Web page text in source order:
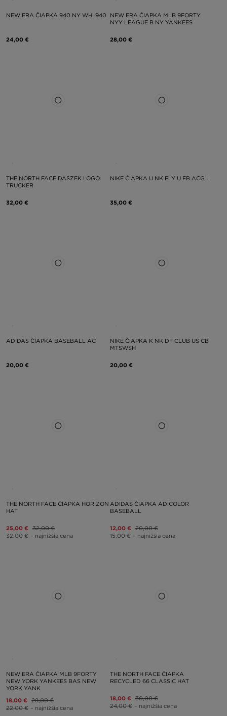
NEW ERA ČIAPKA 940 NY WHI 940
24,00 €
NEW ERA ČIAPKA MLB 9FORTY
NYY LEAGUE B NY YANKEES
28,00 €
THE NORTH FACE DASZEK LOGO
TRUCKER
32,00 €
NIKE ČIAPKA U NK FLY U FB ACG L
35,00 €
ADIDAS ČIAPKA BASEBALL AC
20,00 €
NIKE ČIAPKA K NK DF CLUB US CB
MTSWSH
20,00 €
THE NORTH FACE ČIAPKA HORIZON
HAT
25,00 € 32,00 €
32,00 € – najnižšia cena
ADIDAS ČIAPKA ADICOLOR
BASEBALL
12,00 € 20,00 €
15,00 € – najnižšia cena
NEW ERA ČIAPKA MLB 9FORTY
NEW YORK YANKEES BAS NEW
YORK YANK
18,00 € 28,00 €
22,00 € – najnižšia cena
THE NORTH FACE ČIAPKA
RECYCLED 66 CLASSIC HAT
18,00 € 30,00 €
24,00 € – najnižšia cena